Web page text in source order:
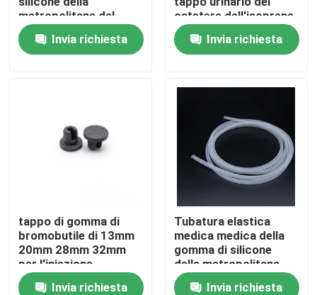
Prodotti
Chi siamo
Controllo di qualità
Richiedere un preventivo
Gomma di silicone medica
metropolitana del
silicone medico ad
alta temperatura
dell'OEM
Invia richiesta
catetere dell'isoprene
Invia richiesta
tappo di gomma di
bromobutile di 13mm
20mm 28mm 32mm
per l'iniezione
Invia richiesta
Tubatura elastica
medica medica della
gomma di silicone
della metropolitana
dell'iniezione dell'OEM
Invia richiesta